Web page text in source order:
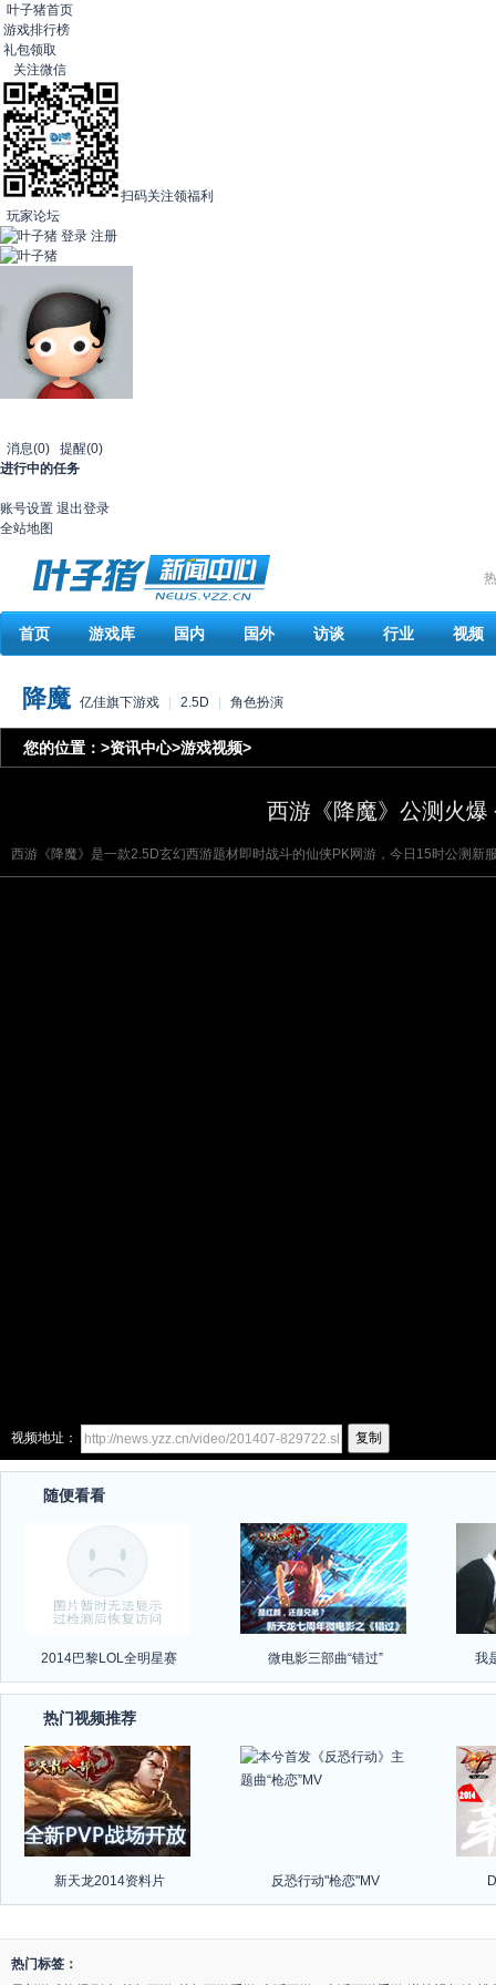
叶子猪首页
游戏排行榜
礼包领取
关注微信
扫码关注领福利
玩家论坛
登录 注册
消息(0) 提醒(0)
进行中的任务
账号设置 退出登录
全站地图
首页 游戏库 国内 国外 访谈 行业 视频
降魔 亿佳旗下游戏 2.5D 角色扮演
您的位置： >资讯中心>游戏视频>
西游《降魔》公测火爆
西游《降魔》是一款2.5D玄幻西游题材即时战斗的仙侠PK网游，今日15时公测
视频地址： 复制
随便看看
2014巴黎LOL全明星赛 微电影三部曲“错过” 我
热门视频推荐
新天龙2014资料片 反恐行动"枪恋"MV
热门标签：